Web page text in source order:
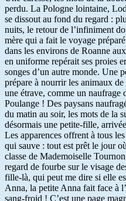
perdu. La Pologne lointaine,
se dissout au fond du regard :
nuits, le retour de l’infiniment
mère qui a fait le voyage
dans les environs de Roanne
en uniforme repérait ses proies
songes d’un autre monde. Une
prépare à nourrir les animaux
une étrave, comme un naufrage
Poulange ! Des paysans
du matin au soir, les mots de la
désormais une petite-fille,
Les apparences offrent à tous
qui sauve : tout est prêt le jour
classe de Mademoiselle
regard de fourbe sur le visage
fille-là, qui peut me dire si elle
Anna, la petite Anna fait face à
sang-froid ! C’est une page